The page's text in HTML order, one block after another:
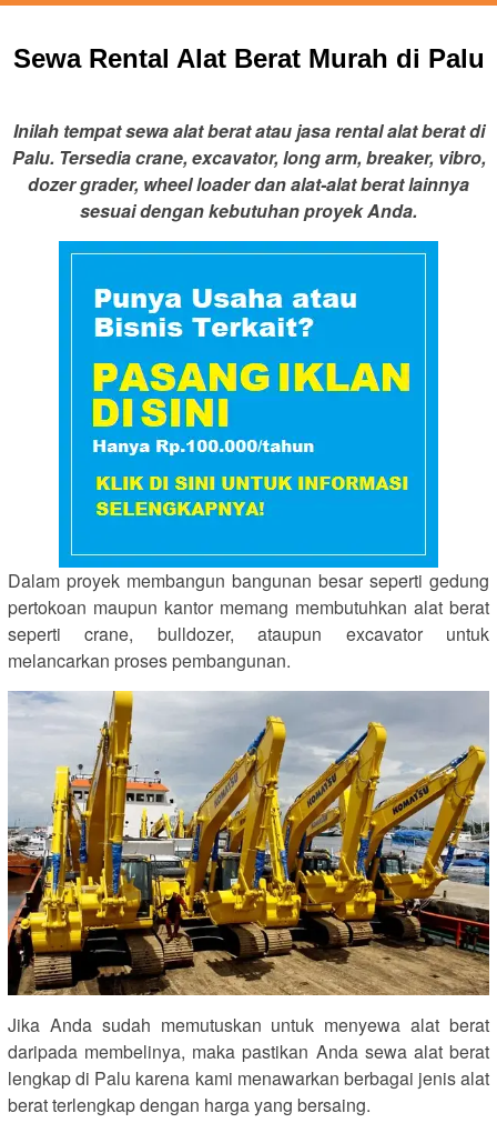
Sewa Rental Alat Berat Murah di Palu
Inilah tempat sewa alat berat atau jasa rental alat berat di
Palu. Tersedia crane, excavator, long arm, breaker, vibro,
dozer grader, wheel loader dan alat-alat berat lainnya
sesuai dengan kebutuhan proyek Anda.
Dalam proyek membangun bangunan besar seperti gedung
pertokoan maupun kantor memang membutuhkan alat berat
seperti crane, bulldozer, ataupun excavator untuk
melancarkan proses pembangunan.
Jika Anda sudah memutuskan untuk menyewa alat berat
daripada membelinya, maka pastikan Anda sewa alat berat
lengkap di Palu karena kami menawarkan berbagai jenis alat
berat terlengkap dengan harga yang bersaing.